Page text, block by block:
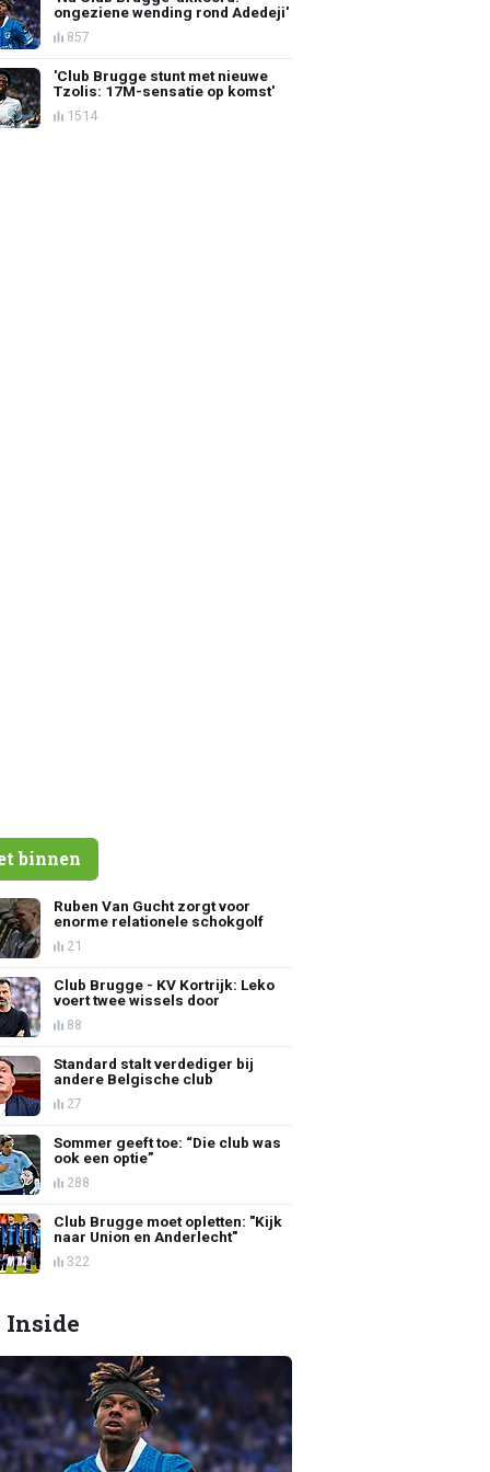
ongeziene wending rond Adedeji'
857
'Club Brugge stunt met nieuwe
Tzolis: 17M-sensatie op komst'
1514
binnen
Ruben Van Gucht zorgt voor
enorme relationele schokgolf
21
Club Brugge - KV Kortrijk: Leko
voert twee wissels door
88
Standard stalt verdediger bij
andere Belgische club
27
Sommer geeft toe: “Die club was
ook een optie”
288
Club Brugge moet opletten: "Kijk
naar Union en Anderlecht"
322
Inside